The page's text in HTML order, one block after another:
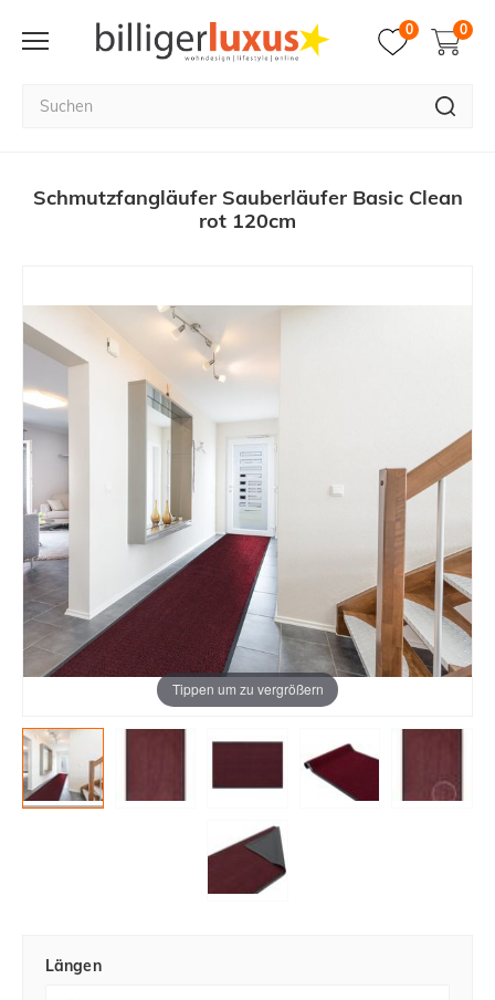
0 0
Schmutzfangläufer Sauberläufer Basic Clean
rot 120cm
Tippen um zu vergrößern
Längen